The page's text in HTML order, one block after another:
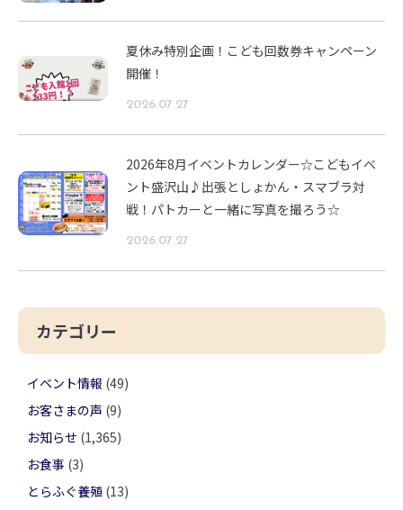
夏休み特別企画！こども回数券キャンペーン
開催！
2026.07.27
2026年8月イベントカレンダー☆こどもイベ
ント盛沢山♪出張としょかん・スマブラ対
戦！パトカーと一緒に写真を撮ろう☆
2026.07.27
カテゴリー
イベント情報 (49)
お客さまの声 (9)
お知らせ (1,365)
お食事 (3)
とらふぐ養殖 (13)